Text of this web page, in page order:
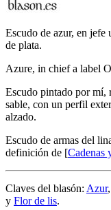
Escudo de azur, en
de plata.
Azure, in chief a label
Escudo pintado por mí,
sable, con un perfil
alzado.
Escudo de armas del
definición de [Cadenas
Claves del blasón: Azur,
y Flor de lis.